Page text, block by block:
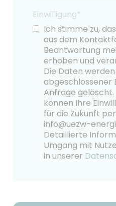
Einwilligung*
Ich stimme zu,
aus dem
Beantwortung
erhoben und
Die Daten
abgeschlossener
Anfrage gelöscht.
können Ihre
für die Zukunft
info@uezw-
Detaillierte
Umgang mit
in unserer